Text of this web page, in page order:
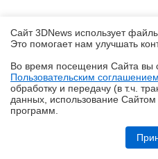
Кремний-углеродные батареи
Сайт 3DNews использует
Это помогает нам улучшать
Во время посещения Cайта вы
Пользовательским соглашением
обработку и передачу (в т.ч.
данных, использование
программ.